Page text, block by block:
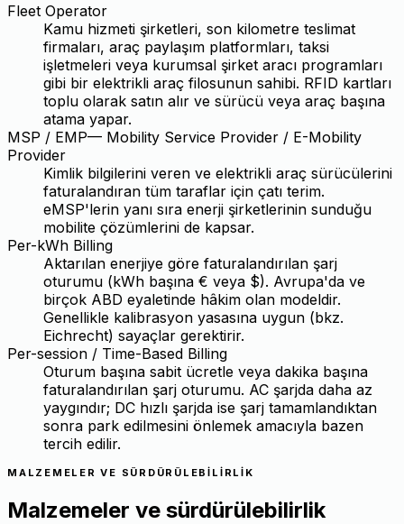
Fleet Operator
Kamu hizmeti şirketleri, son kilometre teslimat
firmaları, araç paylaşım platformları, taksi
işletmeleri veya kurumsal şirket aracı programları
gibi bir elektrikli araç filosunun sahibi. RFID kartları
toplu olarak satın alır ve sürücü veya araç başına
atama yapar.
MSP / EMP— Mobility Service Provider / E-Mobility
Provider
Kimlik bilgilerini veren ve elektrikli araç sürücülerini
faturalandıran tüm taraflar için çatı terim.
eMSP'lerin yanı sıra enerji şirketlerinin sunduğu
mobilite çözümlerini de kapsar.
Per-kWh Billing
Aktarılan enerjiye göre faturalandırılan şarj
oturumu (kWh başına € veya $). Avrupa'da ve
birçok ABD eyaletinde hâkim olan modeldir.
Genellikle kalibrasyon yasasına uygun (bkz.
Eichrecht) sayaçlar gerektirir.
Per-session / Time-Based Billing
Oturum başına sabit ücretle veya dakika başına
faturalandırılan şarj oturumu. AC şarjda daha az
yaygındır; DC hızlı şarjda ise şarj tamamlandıktan
sonra park edilmesini önlemek amacıyla bazen
tercih edilir.
MALZEMELER VE SÜRDÜRÜLEBILIRLIK
Malzemeler ve sürdürülebilirlik